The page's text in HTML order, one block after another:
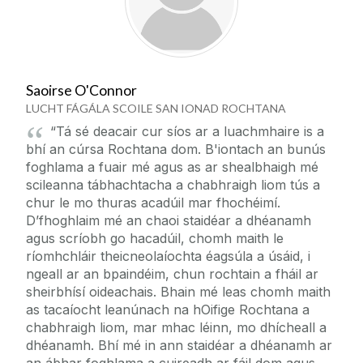
Saoirse O'Connor
LUCHT FÁGÁLA SCOILE SAN IONAD ROCHTANA
“Tá sé deacair cur síos ar a luachmhaire is a
bhí an cúrsa Rochtana dom. B'iontach an bunús
foghlama a fuair mé agus as ar shealbhaigh mé
scileanna tábhachtacha a chabhraigh liom tús a
chur le mo thuras acadúil mar fhochéimí.
D’fhoghlaim mé an chaoi staidéar a dhéanamh
agus scríobh go hacadúil, chomh maith le
ríomhchláir theicneolaíochta éagsúla a úsáid, i
ngeall ar an bpaindéim, chun rochtain a fháil ar
sheirbhísí oideachais. Bhain mé leas chomh maith
as tacaíocht leanúnach na hOifige Rochtana a
chabhraigh liom, mar mhac léinn, mo dhícheall a
dhéanamh. Bhí mé in ann staidéar a dhéanamh ar